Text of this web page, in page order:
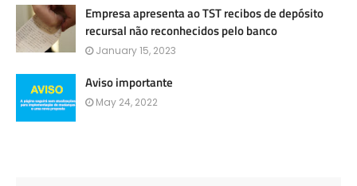
Empresa apresenta ao TST recibos de depósito
recursal não reconhecidos pelo banco
January 15, 2023
Aviso importante
May 24, 2022